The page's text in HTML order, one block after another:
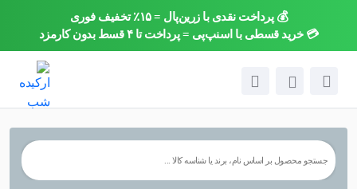
💰 پرداخت نقدی با زرین‌پال = ۱۵٪ تخفیف فوری
💳 خرید قسطی با اسنپ‌پی = پرداخت تا ۴ قسط بدون کارمزد×